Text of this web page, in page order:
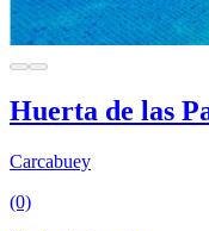
Huerta de las
Carcabuey
(0)